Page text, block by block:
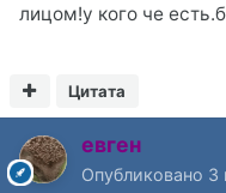
лицом!у кого че
Цитата
евген
Опубликовано 3